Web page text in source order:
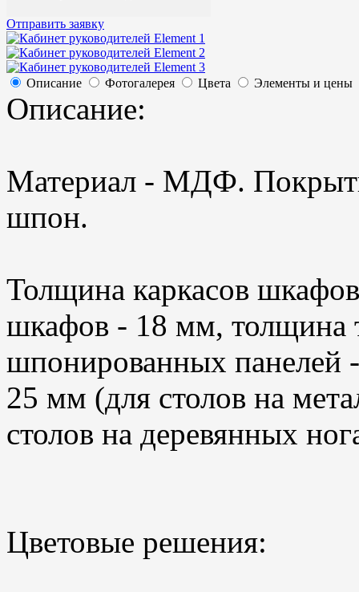
Отправить заявку
Описание Фотогалерея Цвета Элементы и цены
Описание:
Материал - МДФ.
шпон.
Толщина каркасов
шкафов - 18 мм, толщина
шпонированных панелей
25 мм (для столов на
столов на деревянных
Цветовые решения: